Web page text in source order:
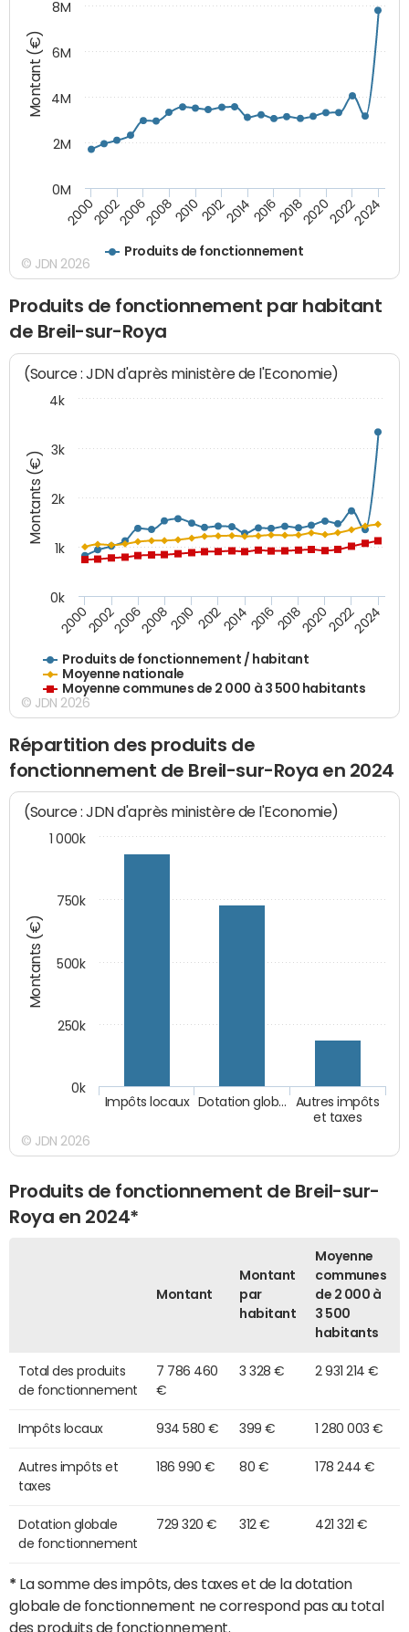
Montant (€)
Produits de fonctionnement
200020022006200820102012201420162018202020222024
0M
2M
4M
6M
8M
© JDN 2026
Produits de fonctionnement par habitant
de Breil-sur-Roya
Montants (€)
(Source : JDN d'après ministère de l'Economie)
Produits de fonctionnement / habitant
Moyenne nationale
Moyenne communes de 2 000 à 3 500 habitants
20002002200620082010 2012201420162018202020222024
0k
1k
2k
3k
4k
© JDN 2026
Répartition des produits de
fonctionnement de Breil-sur-Roya en 2024
Montants (€)
(Source : JDN d'après ministère de l'Economie)
Autres impôts
et taxes
Dotation glob…
Impôts locaux
0k
250k
500k
750k
1 000k
© JDN 2026
Produits de fonctionnement de Breil-sur-
Roya en 2024*
Montant
Montant
par
habitant
Moyenne
communes
de 2 000 à
3 500
habitants
Total des produits
de fonctionnement
7 786 460
€
3 328 € 2 931 214 €
Impôts locaux 934 580 € 399 € 1 280 003 €
Autres impôts et
taxes
186 990 € 80 € 178 244 €
Dotation globale
de fonctionnement
729 320 € 312 € 421 321 €
* La somme des impôts, des taxes et de la dotation
globale de fonctionnement ne correspond pas au total
des produits de fonctionnement.